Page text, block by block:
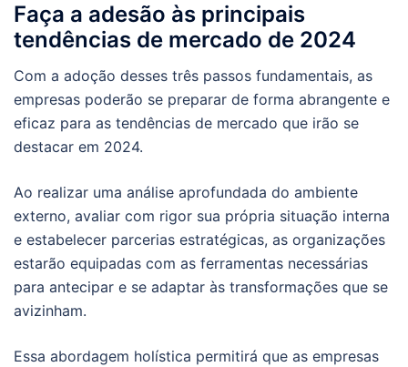
Faça a adesão às principais
tendências de mercado de 2024
Com a adoção desses três passos fundamentais, as
empresas poderão se preparar de forma abrangente e
eficaz para as tendências de mercado que irão se
destacar em 2024.
Ao realizar uma análise aprofundada do ambiente
externo, avaliar com rigor sua própria situação interna
e estabelecer parcerias estratégicas, as organizações
estarão equipadas com as ferramentas necessárias
para antecipar e se adaptar às transformações que se
avizinham.
Essa abordagem holística permitirá que as empresas